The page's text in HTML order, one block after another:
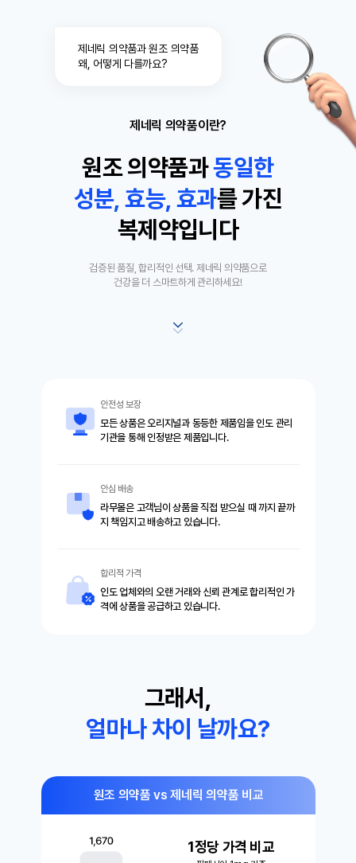
제네릭 의약품과 원조 의약품
왜, 어떻게 다를까요?
제네릭 의약품이란?
원조 의약품과동일한
성분, 효능, 효과를 가진
복제약입니다
검증된 품질, 합리적인 선택. 제네릭 의약품으로
건강을 더 스마트하게 관리하세요!
안전성 보장
모든 상품은 오리지널과 동등한 제품임을 인도 관리
기관을 통해 인정받은 제품입니다.
안심 배송
라무몰은 고객님이 상품을 직접 받으실 때 까지 끝까
지 책임지고 배송하고 있습니다.
합리적 가격
인도 업체와의 오랜 거래와 신뢰 관계로 합리적인 가
격에 상품을 공급하고 있습니다.
그래서,
얼마나 차이 날까요?
원조 의약품 vs 제네릭 의약품 비교
1정당 가격 비교